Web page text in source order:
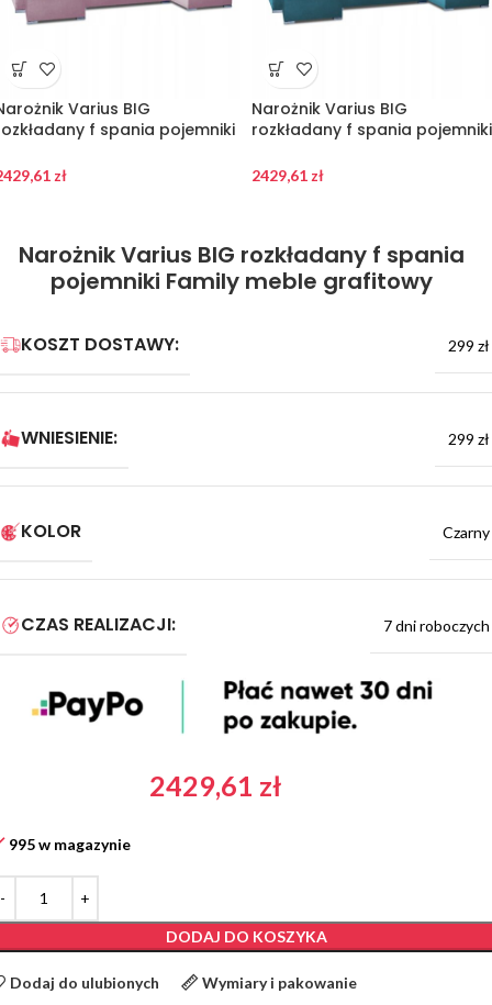
Varius BIG
f spania pojemniki
zł
Narożnik Varius BIG
rozkładany f spania pojemniki
2429,61 zł
Narożnik Varius BIG rozkładany f spania
pojemniki Family meble grafitowy
KOSZT DOSTAWY: 299 zł
WNIESIENIE: 299 zł
KOLOR Czarny
CZAS REALIZACJI: 7 dni roboczych
2429,61 zł
995 w magazynie
DODAJ DO KOSZYKA
Dodaj do ulubionych Wymiary i pakowanie